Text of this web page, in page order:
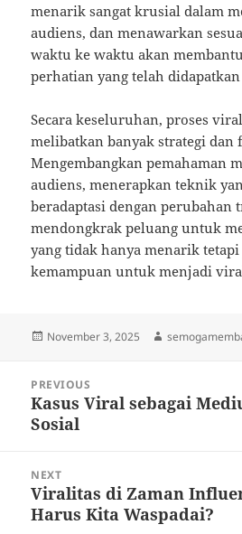
menarik sangat krusial dalam
audiens, dan menawarkan
waktu ke waktu akan
perhatian yang telah
Secara keseluruhan, proses
melibatkan banyak strategi dan
Mengembangkan pemahaman
audiens, menerapkan teknik
beradaptasi dengan perubahan
mendongkrak peluang untuk
yang tidak hanya menarik
kemampuan untuk menjadi
Posted
November 3, 2025 Author
navigation
PREVIOUS
Previous
post:
Kasus Viral sebagai
Sosial
NEXT
Next
post:
Viralitas di Zaman
Harus Kita Waspadai?